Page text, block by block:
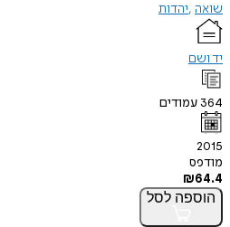
שואה יהדות
יד ושם
364 עמודים
2015
מודפס
₪64.4
הוספה לסל